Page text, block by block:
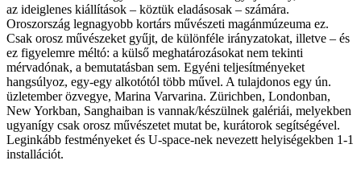
az ideiglenes kiállítások – köztük eladásosak – számára.
Oroszország legnagyobb kortárs művészeti magánmúzeuma ez.
Csak orosz művészeket gyűjt, de különféle irányzatokat, illetve – és
ez figyelemre méltó: a külső meghatározásokat nem tekinti
mérvadónak, a bemutatásban sem. Egyéni teljesítményeket
hangsúlyoz, egy-egy alkotótól több művel. A tulajdonos egy ún.
üzletember özvegye, Marina Varvarina. Zürichben, Londonban,
New Yorkban, Sanghaiban is vannak/készülnek galériái, melyekben
ugyanígy csak orosz művészetet mutat be, kurátorok segítségével.
Leginkább festményeket és U-space-nek nevezett helyiségekben 1-1
installációt.